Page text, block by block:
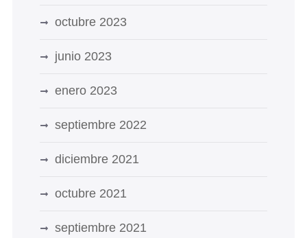
octubre 2023
junio 2023
enero 2023
septiembre 2022
diciembre 2021
octubre 2021
septiembre 2021